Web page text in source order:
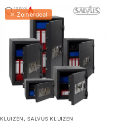
🌞 Zomerdeal
KLUIZEN ,SALVUS KLUIZEN